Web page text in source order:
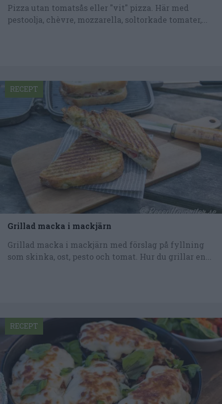
Pizza utan tomatsås eller "vit" pizza. Här med
pestoolja, chèvre, mozzarella, soltorkade tomater,...
Grillad macka i mackjärn
Grillad macka i mackjärn med förslag på fyllning
som skinka, ost, pesto och tomat. Hur du grillar en...
RECEPT
RECEPT